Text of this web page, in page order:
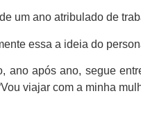
um ano atribulado de
essa a ideia do
ano após ano, segue
viajar com a minha